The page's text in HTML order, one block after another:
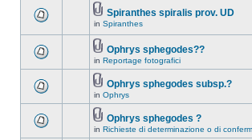
Spiranthes spiralis prov. UD
in Spiranthes
Ophrys sphegodes??
in Reportage fotografici
Ophrys sphegodes subsp.?
in Ophrys
Ophrys sphegodes ?
in Richieste di determinazione o di